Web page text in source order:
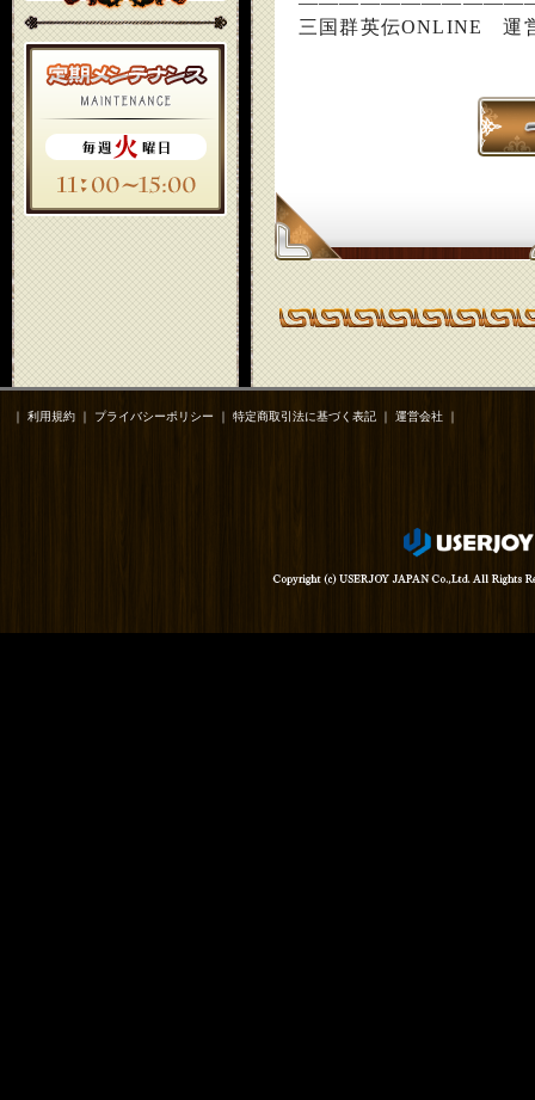
三国群英伝ONLINE 運
｜ 利用規約 ｜ プライバシーポリシー ｜ 特定商取引法に基づく表記 ｜ 運営会社 ｜